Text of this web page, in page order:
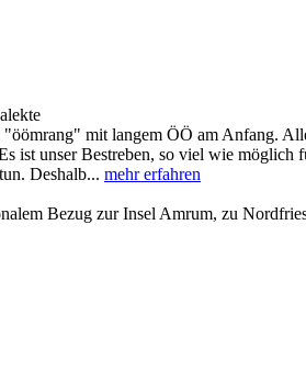
mit langem ÖÖ am Anfang.
ist unser Bestreben, so viel wie möglich
Deshalb... mehr erfahren
Bezug zur Insel Amrum, zu